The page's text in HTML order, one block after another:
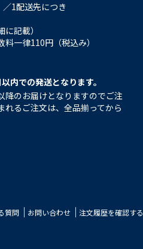
1配送先につき
記載）
一律110円（税込み）
内での発送となります。
降のお届けとなりますのでご注
るご注文は、全品揃ってから
質問 お問い合わせ 注文履歴を確認する